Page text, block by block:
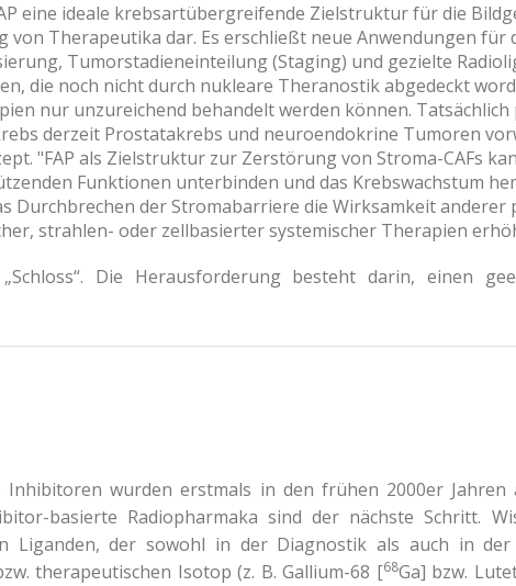
eine ideale krebsartübergreifende Zielstruktur für die
von Therapeutika dar. Es erschließt neue Anwendungen für
Tumorstadieneinteilung (Staging) und gezielte
die noch nicht durch nukleare Theranostik abgedeckt
nur unzureichend behandelt werden können.
derzeit Prostatakrebs und neuroendokrine Tumoren
"FAP als Zielstruktur zur Zerstörung von Stroma-CAFs
Funktionen unterbinden und das Krebswachstum
Durchbrechen der Stromabarriere die Wirksamkeit anderer
strahlen- oder zellbasierter systemischer Therapien
Die Herausforderung besteht darin, einen
Inhibitoren wurden erstmals in den frühen 2000er
basierte Radiopharmaka sind der nächste Schritt.
Liganden, der sowohl in der Diagnostik als auch in
therapeutischen Isotop (z. B. Gallium-68 [68Ga] bzw.